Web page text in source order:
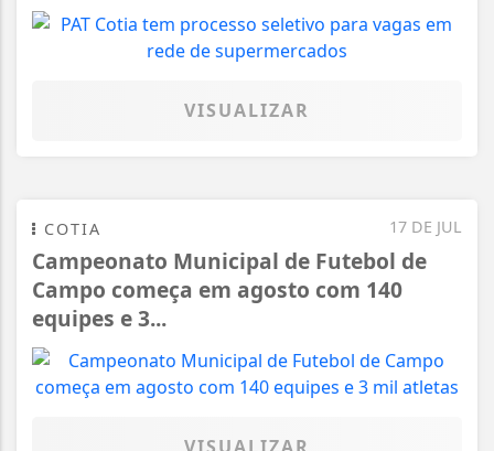
VISUALIZAR
17 DE JUL
COTIA
Campeonato Municipal de Futebol de
Campo começa em agosto com 140
equipes e 3...